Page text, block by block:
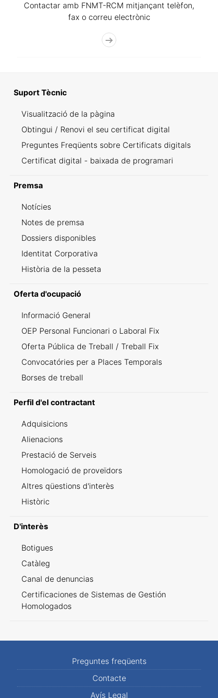
Contactar amb FNMT-RCM mitjançant telèfon,
fax o correu electrònic
Suport Tècnic
Visualització de la pàgina
Obtingui / Renovi el seu certificat digital
Preguntes Freqüents sobre Certificats digitals
Certificat digital - baixada de programari
Premsa
Notícies
Notes de premsa
Dossiers disponibles
Identitat Corporativa
Història de la pesseta
Oferta d'ocupació
Informació General
OEP Personal Funcionari o Laboral Fix
Oferta Pública de Treball / Treball Fix
Convocatóries per a Places Temporals
Borses de treball
Perfil d'el contractant
Adquisicions
Alienacions
Prestació de Serveis
Homologació de proveïdors
Altres qüestions d'interès
Històric
D'interès
Botigues
Catàleg
Canal de denuncias
Certificaciones de Sistemas de Gestión
Homologados
Preguntes freqüents
Contacte
Avís Legal